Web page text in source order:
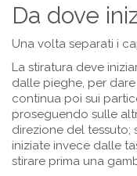
Da dove
Una volta separati i
La stiratura deve
dalle pieghe, per dare
continua poi sui
proseguendo sulle
direzione del tessuto;
iniziate invece dalle
stirare prima una